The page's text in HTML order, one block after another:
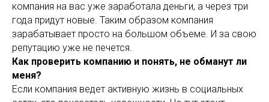
компания на вас уже заработала деньги, а через три
года придут новые. Таким образом компания
зарабатывает просто на большом объеме. И за свою
репутацию уже не печется.
Как проверить компанию и понять, не обманут ли
меня?
Если компания ведет активную жизнь в социальных